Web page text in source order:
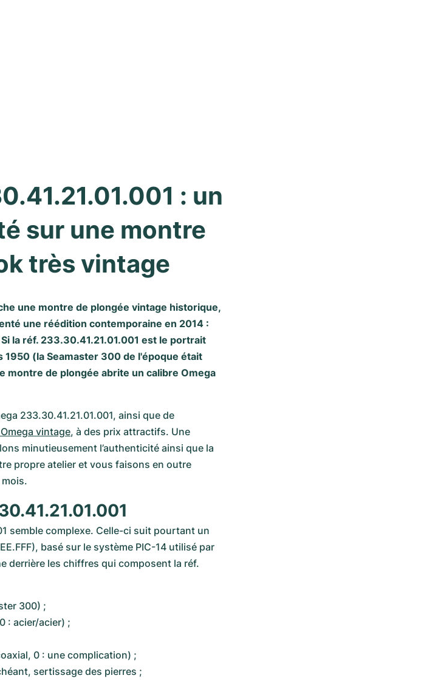
: un
sur une montre
très vintage
une montre de plongée vintage historique,
une réédition contemporaine en 2014 :
la réf. 233.30.41.21.01.001 est le portrait
1950 (la Seamaster 300 de l'époque était
montre de plongée abrite un calibre Omega
233.30.41.21.01.001, ainsi que de
vintage, à des prix attractifs. Une
minutieusement l’authenticité ainsi que la
propre atelier et vous faisons en outre
mois.
semble complexe. Celle-ci suit pourtant un
derrière les chiffres qui composent la réf.
300) ;
: acier/acier) ;
0 : une complication) ;
sertissage des pierres ;